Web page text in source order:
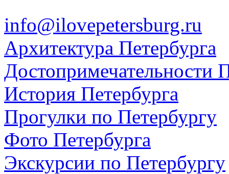
info@ilovepetersburg.ru
Архитектура Петербурга
Достопримечательности
История Петербурга
Прогулки по Петербургу
Фото Петербурга
Экскурсии по Петербургу